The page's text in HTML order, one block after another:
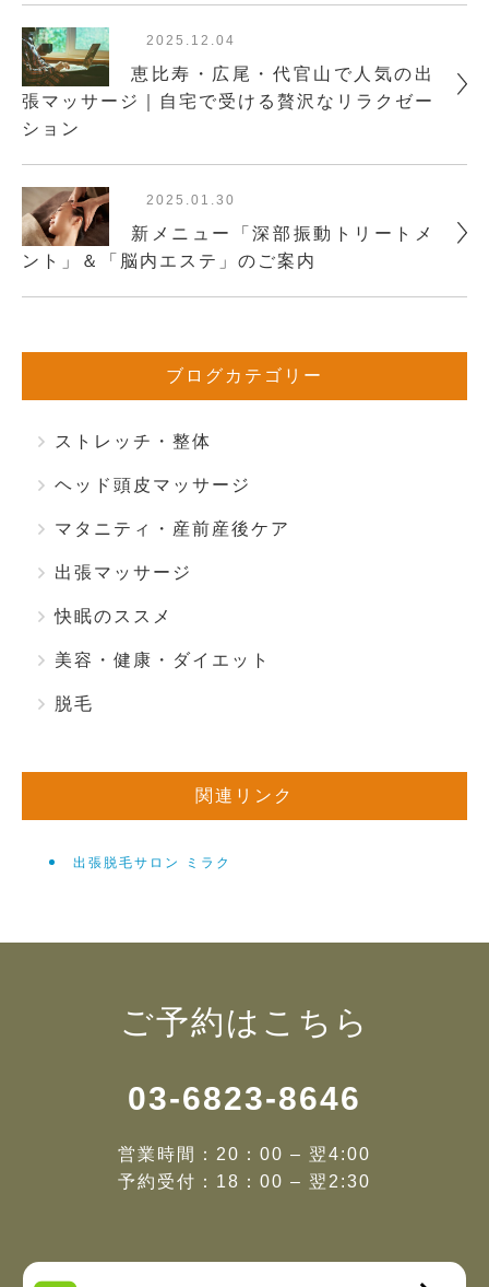
2025.12.04
恵比寿・広尾・代官山で人気の出
張マッサージ｜自宅で受ける贅沢なリラクゼー
ション
2025.01.30
新メニュー「深部振動トリートメ
ント」＆「脳内エステ」のご案内
ブログカテゴリー
ストレッチ・整体
ヘッド頭皮マッサージ
マタニティ・産前産後ケア
出張マッサージ
快眠のススメ
美容・健康・ダイエット
脱毛
関連リンク
出張脱毛サロン ミラク
ご予約はこちら
03-6823-8646
営業時間：20：00 – 翌4:00
予約受付：18：00 – 翌2:30